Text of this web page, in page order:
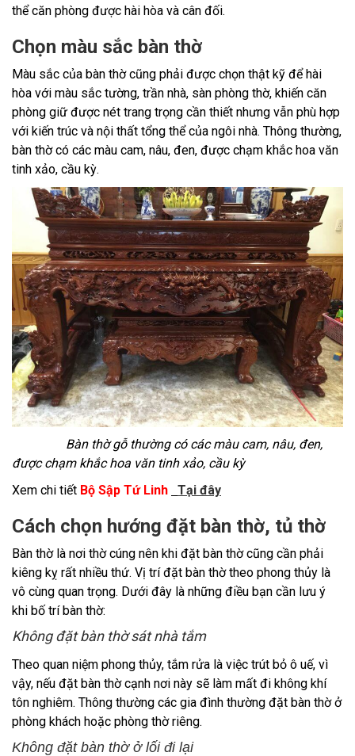
thể căn phòng được hài hòa và cân đối.
Chọn màu sắc bàn thờ
Màu sắc của bàn thờ cũng phải được chọn thật kỹ để hài
hòa với màu sắc tường, trần nhà, sàn phòng thờ, khiến căn
phòng giữ được nét trang trọng cần thiết nhưng vẫn phù hợp
với kiến trúc và nội thất tổng thể của ngôi nhà. Thông thường,
bàn thờ có các màu cam, nâu, đen, được chạm khắc hoa văn
tinh xảo, cầu kỳ.
Bàn thờ gỗ thường có các màu cam, nâu, đen,
được chạm khắc hoa văn tinh xảo, cầu kỳ
Xem chi tiết Bộ Sập Tứ Linh Tại đây
Cách chọn hướng đặt bàn thờ, tủ thờ
Bàn thờ là nơi thờ cúng nên khi đặt bàn thờ cũng cần phải
kiêng kỵ rất nhiều thứ. Vị trí đặt bàn thờ theo phong thủy là
vô cùng quan trọng. Dưới đây là những điều bạn cần lưu ý
khi bố trí bàn thờ:
Không đặt bàn thờ sát nhà tắm
Theo quan niệm phong thủy, tắm rửa là việc trút bỏ ô uế, vì
vậy, nếu đặt bàn thờ cạnh nơi này sẽ làm mất đi không khí
tôn nghiêm. Thông thường các gia đình thường đặt bàn thờ ở
phòng khách hoặc phòng thờ riêng.
Không đặt bàn thờ ở lối đi lại